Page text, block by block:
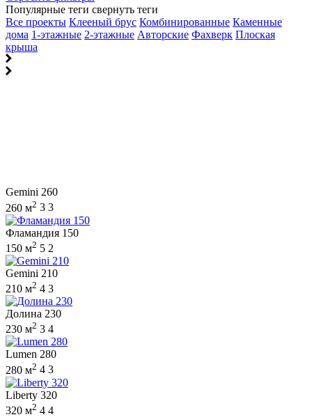
Популярные теги свернуть теги
Все проекты Клееный брус Комбинированные Каменные
дома 1-этажные 2-этажные Авторские Фахверк Плоская
крыша
Gemini 260
260 м2 3 3
Фламандия 150
150 м2 5 2
Gemini 210
210 м2 4 3
Долина 230
230 м2 3 4
Lumen 280
280 м2 4 3
Liberty 320
320 м2 4 4